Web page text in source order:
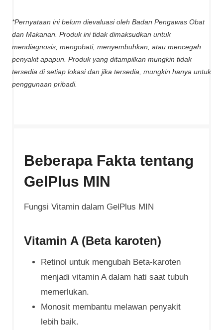
*Pernyataan ini belum dievaluasi oleh Badan Pengawas Obat
dan Makanan. Produk ini tidak dimaksudkan untuk
mendiagnosis, mengobati, menyembuhkan, atau mencegah
penyakit apapun. Produk yang ditampilkan mungkin tidak
tersedia di setiap lokasi dan jika tersedia, mungkin hanya untuk
penggunaan pribadi.
Beberapa Fakta tentang
GelPlus MIN
Fungsi Vitamin dalam GelPlus MIN
Vitamin A (Beta karoten)
Retinol untuk mengubah Beta-karoten
menjadi vitamin A dalam hati saat tubuh
memerlukan.
Monosit membantu melawan penyakit
lebih baik.